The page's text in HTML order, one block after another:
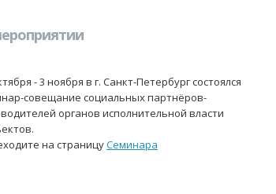
- 3 ноября в г. Санкт-Петербург состоялся
совещание социальных партнёров-
органов исполнительной власти
на страницуСеминара